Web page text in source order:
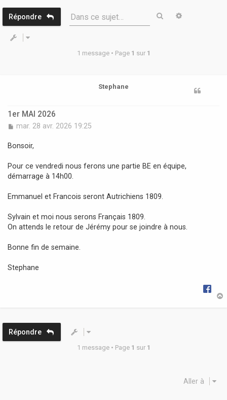
Répondre Dans ce sujet… Rechercher
1 message • Page 1 sur 1
Stephane
1er MAI 2026
M
s
g
e
mar. 28 avr. 2026 19:25
Bonsoir,
Pour ce vendredi nous ferons une partie BE en équipe,
démarrage à 14h00.
Emmanuel et Francois seront Autrichiens 1809.
Sylvain et moi nous serons Français 1809.
On attends le retour de Jérémy pour se joindre à nous.
Bonne fin de semaine.
Stephane
Répondre
1 message • Page 1 sur 1
Aller à